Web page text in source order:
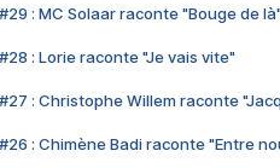
#29 : MC Solaar raconte "Bouge de là"
#28 : Lorie raconte "Je vais vite"
#27 : Christophe Willem raconte
#26 : Chimène Badi raconte "Entre